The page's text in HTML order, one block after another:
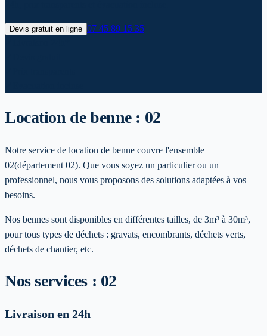
Devis gratuit en ligne 07 45 89 15 35
Location de benne : 02
Notre service de location de benne couvre l'ensemble
02(département 02). Que vous soyez un particulier ou un
professionnel, nous vous proposons des solutions adaptées à vos
besoins.
Nos bennes sont disponibles en différentes tailles, de 3m³ à 30m³,
pour tous types de déchets : gravats, encombrants, déchets verts,
déchets de chantier, etc.
Nos services : 02
Livraison en 24h